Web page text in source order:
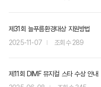
제31회 늘푸름환경대상 지원방법
2025-11-07
289
제11회 DIMF 뮤지컬 스타 수상 안내